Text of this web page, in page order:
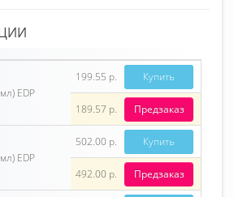
EDP
199.55 р. Купить
189.57 р. Предзаказ
EDP
502.00 р. Купить
492.00 р. Предзаказ